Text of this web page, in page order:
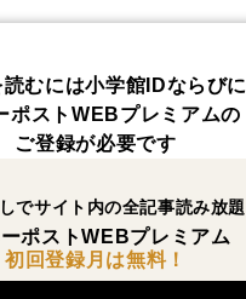
むには小学館IDならびに
ポストWEBプレミアムの
ご登録が必要です
でサイト内の全記事読み放題
ポストWEBプレミアム
初回登録月は無料！